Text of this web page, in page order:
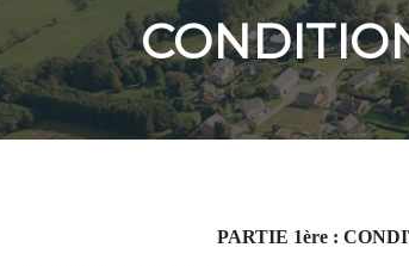
PARTIE 1ère :